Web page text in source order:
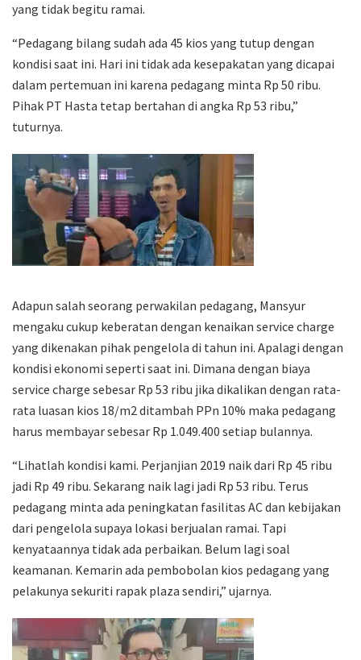
yang tidak begitu ramai.
“Pedagang bilang sudah ada 45 kios yang tutup dengan
kondisi saat ini. Hari ini tidak ada kesepakatan yang dicapai
dalam pertemuan ini karena pedagang minta Rp 50 ribu.
Pihak PT Hasta tetap bertahan di angka Rp 53 ribu,”
tuturnya.
Adapun salah seorang perwakilan pedagang, Mansyur
mengaku cukup keberatan dengan kenaikan service charge
yang dikenakan pihak pengelola di tahun ini. Apalagi dengan
kondisi ekonomi seperti saat ini. Dimana dengan biaya
service charge sebesar Rp 53 ribu jika dikalikan dengan rata-
rata luasan kios 18/m2 ditambah PPn 10% maka pedagang
harus membayar sebesar Rp 1.049.400 setiap bulannya.
“Lihatlah kondisi kami. Perjanjian 2019 naik dari Rp 45 ribu
jadi Rp 49 ribu. Sekarang naik lagi jadi Rp 53 ribu. Terus
pedagang minta ada peningkatan fasilitas AC dan kebijakan
dari pengelola supaya lokasi berjualan ramai. Tapi
kenyataannya tidak ada perbaikan. Belum lagi soal
keamanan. Kemarin ada pembobolan kios pedagang yang
pelakunya sekuriti rapak plaza sendiri,” ujarnya.